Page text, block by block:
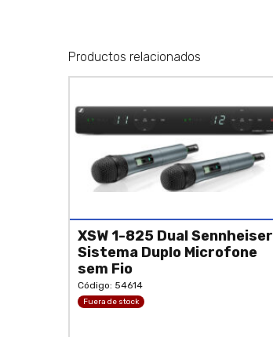
Productos relacionados
XSW 1-825 Dual Sennheiser
Sistema Duplo Microfone
sem Fio
Código: 54614
Fuera de stock